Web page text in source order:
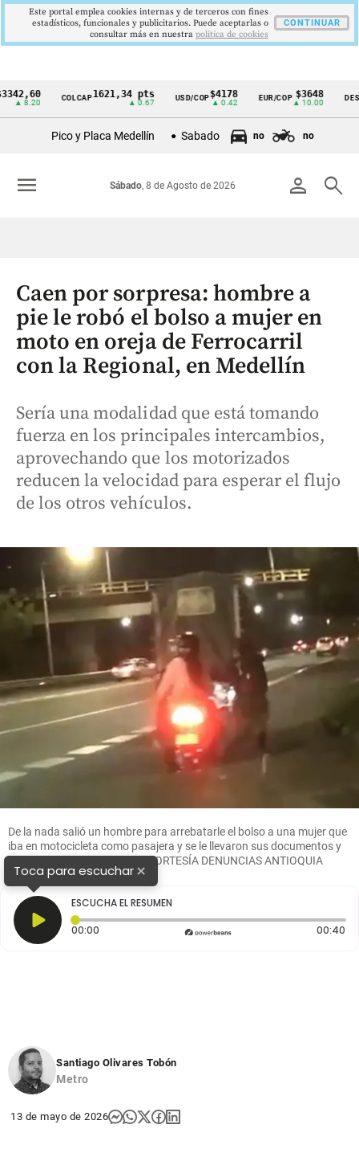
Cintillo
Colombia
COLCAP1621,34 pts USD/COP$4178
▲ 0.42
EUR/COP $3648
▲ 10.00
Pico y Placa Medellín Sabado no no
person search
Sábado, 8 de Agosto de 2026
menu
Caen por sorpresa: hombre a
pie le robó el bolso a mujer en
moto en oreja de Ferrocarril
con la Regional, en Medellín
Sería una modalidad que está tomando
fuerza en los principales intercambios,
aprovechando que los motorizados
reducen la velocidad para esperar el flujo
de los otros vehículos.
De la nada salió un hombre para arrebatarle el bolso a una mujer que
iba en motocicleta como pasajera y se le llevaron sus documentos y
demás pertenencias. FOTO: CORTESÍA DENUNCIAS ANTIOQUIA
Toca para escuchar×
ESCUCHA EL RESUMEN
00:00 Tiempo transcurrido: 0 segundos 00:40
Santiago Olivares Tobón
Metro
13 de mayo de 2026
Este portal emplea cookies internas y de terceros con fines
estadísticos, funcionales y publicitarios. Puede aceptarlas o
consultar más en nuestra politica de cookies
CONTINUAR